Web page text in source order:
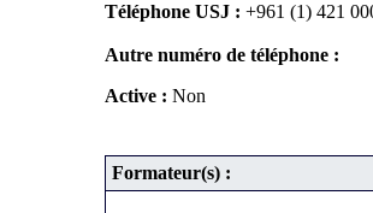
Téléphone USJ : +961 (1) 421
Autre numéro de téléphone :
Active : Non
Formateur(s) :